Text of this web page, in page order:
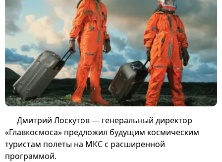
Дмитрий Лоскутов — генеральный директор
«Главкосмоса» предложил будущим космическим
туристам полеты на МКС с расширенной
программой.